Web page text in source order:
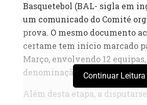
Basquetebol (BAL- sigla em
um comunicado do Comité
prova. O mesmo documento
certame tem início marcado
Março, envolvendo 12
denominação de “Conferência
Além desta etapa, a
Continuar Leitura